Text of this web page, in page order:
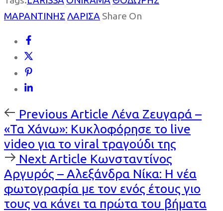
ΜΑΡΑΝΤΙΝΗΣ ΛΑΡΙΣΑ Share On
Previous
Article
Previous Article Λένα Ζευγαρά –
«Τα Χάνω»: Κυκλοφόρησε το live
video για το viral τραγούδι της
Next
Article
Next Article Κωνσταντίνος
Αργυρός – Αλεξάνδρα Νίκα: Η νέα
φωτογραφία με τον ενός έτους γιο
τους να κάνει τα πρώτα του βήματα